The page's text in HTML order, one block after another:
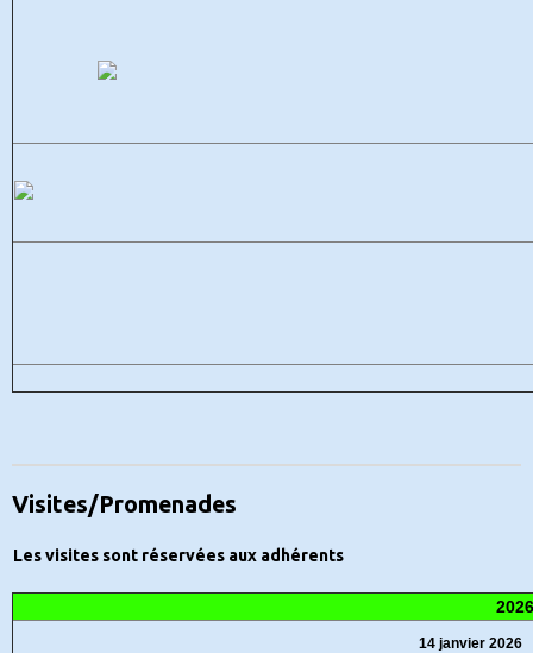
Visites/Promenades
Les visites sont réservées aux adhérents
2026
14 janvier 2026